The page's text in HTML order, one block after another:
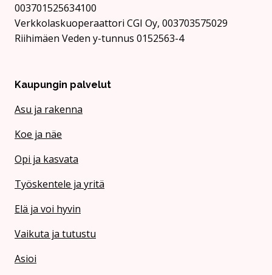
003701525634100
Verkkolaskuoperaattori CGI Oy, 003703575029
Riihimäen Veden y-tunnus 0152563-4
Kaupungin palvelut
Asu ja rakenna
Koe ja näe
Opi ja kasvata
Työskentele ja yritä
Elä ja voi hyvin
Vaikuta ja tutustu
Asioi